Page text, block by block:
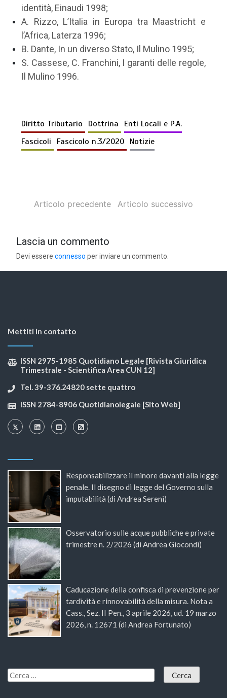
identità, Einaudi 1998;
A. Rizzo, L’Italia in Europa tra Maastricht e
l’Africa, Laterza 1996;
B. Dante, In un diverso Stato, Il Mulino 1995;
S. Cassese, C. Franchini, I garanti delle regole,
Il Mulino 1996.
Diritto Tributario Dottrina
Enti Locali e P.A.
Fascicoli
Fascicolo n.3/2020 Notizie
Articolo precedente Articolo successivo
Lascia un commento
Devi essereconnesso per inviare un commento.
Mettiti in contatto
ISSN 2975-1985 Quotidiano Legale [Rivista Giuridica
Trimestrale - Scientifica Area CUN 12]
Tel. 39-376.24820 sette quattro
ISSN 2784-8906 Quotidianolegale [Sito Web]
Responsabilizzare il minore davanti alla legge
penale. Il disegno di legge del Governo sulla
imputabilità (di Andrea Sereni)
Osservatorio sulle acque pubbliche e private
trimestre n. 2/2026 (di Andrea Giocondi)
Caducazione della confisca di prevenzione per
tardività e rinnovabilità della misura. Nota a
Cass., Sez. II Pen., 3 aprile 2026, ud. 19 marzo
2026, n. 12671 (di Andrea Fortunato)